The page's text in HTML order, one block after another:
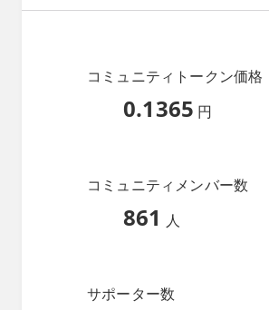
コミュニティトークン価格
0.1365 円
コミュニティメンバー数
861 人
サポーター数